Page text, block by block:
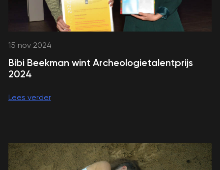
15 nov 2024
Bibi Beekman wint Archeologietalentprijs
2024
Lees verder